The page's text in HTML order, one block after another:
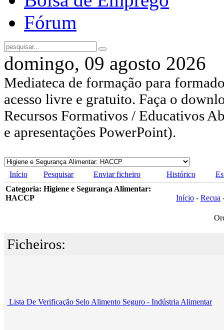
Fórum
domingo, 09 agosto 2026
Mediateca de formação para
acesso livre e gratuito. Faça o
Recursos Formativos / Educativos
e apresentações PowerPoint).
Início Pesquisar Enviar ficheiro Histórico
Categoria: Higiene e Segurança Alimentar:
HACCP
Início - Recua
Ficheiros:
Lista De Verificação Selo Alimento Seguro - Indústria Alimentar